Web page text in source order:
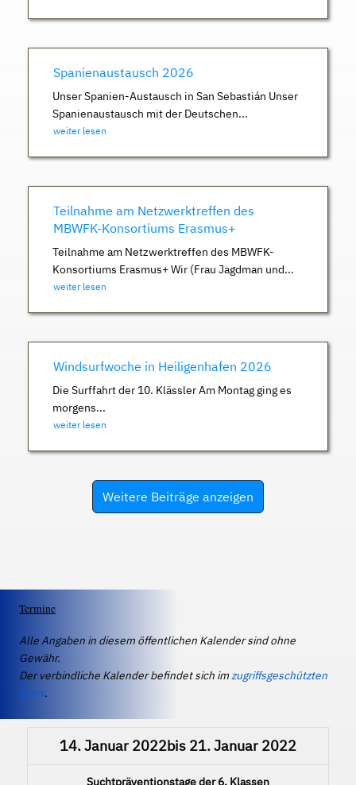
Spanienaustausch 2026
Unser Spanien-Austausch in San Sebastián Unser
Spanienaustausch mit der Deutschen...
weiter lesen
Teilnahme am Netzwerktreffen des
MBWFK-Konsortiums Erasmus+
Teilnahme am Netzwerktreffen des MBWFK-
Konsortiums Erasmus+ Wir (Frau Jagdman und...
weiter lesen
Windsurfwoche in Heiligenhafen 2026
Die Surffahrt der 10. Klässler Am Montag ging es
morgens...
weiter lesen
Weitere Beiträge anzeigen
Termine
Alle Angaben in diesem öffentlichen Kalender sind ohne
Gewähr.
Der verbindliche Kalender befindet sich imzugriffsgeschützten
IServ.
14. Januar 2022bis 21. Januar 2022
Suchtpräventionstage der 6. Klassen